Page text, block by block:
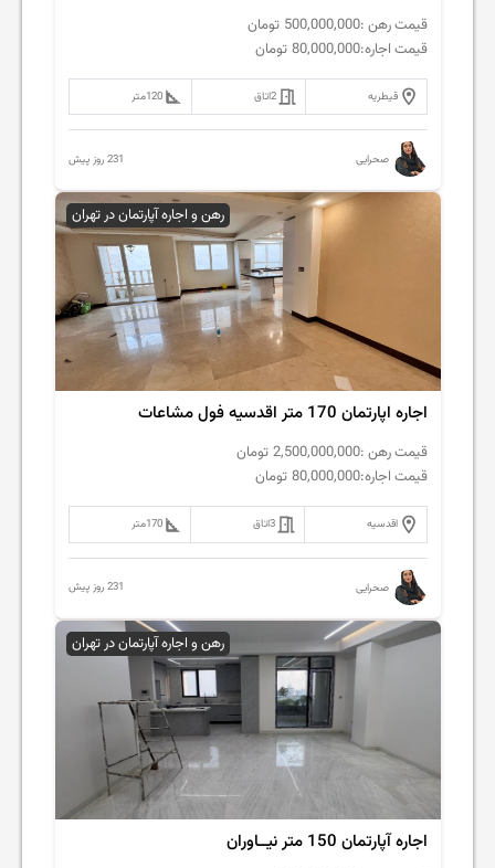
قیمت رهن :500,000,000 تومان
قیمت اجاره:80,000,000 تومان
قیطریه 2اتاق 120متر
صحرایی 231 روز پیش
رهن و اجاره آپارتمان در تهران
اجاره اپارتمان 170 متر اقدسیه فول مشاعات
قیمت رهن :2,500,000,000 تومان
قیمت اجاره:80,000,000 تومان
اقدسیه 3اتاق 170متر
صحرایی 231 روز پیش
رهن و اجاره آپارتمان در تهران
اجاره آپارتمان 150 متر نیــاوران